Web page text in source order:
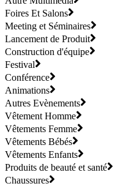
Foires Et Salons
Meeting et Séminaires
Lancement de Produit
Construction d'équipe
Festival
Conférence
Animations
Autres Evènements
Vêtement Homme
Vêtements Femme
Vêtements Bébés
Vêtements Enfants
Produits de beauté et santé
Chaussures